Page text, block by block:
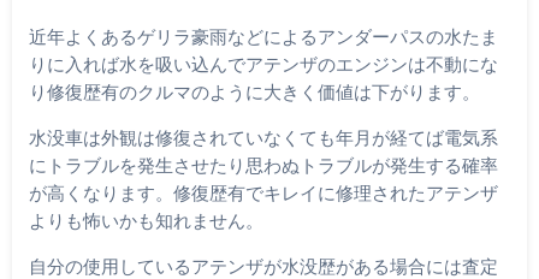
近年よくあるゲリラ豪雨などによるアンダーパスの水たま
りに入れば水を吸い込んでアテンザのエンジンは不動にな
り修復歴有のクルマのように大きく価値は下がります。
水没車は外観は修復されていなくても年月が経てば電気系
にトラブルを発生させたり思わぬトラブルが発生する確率
が高くなります。修復歴有でキレイに修理されたアテンザ
よりも怖いかも知れません。
自分の使用しているアテンザが水没歴がある場合には査定